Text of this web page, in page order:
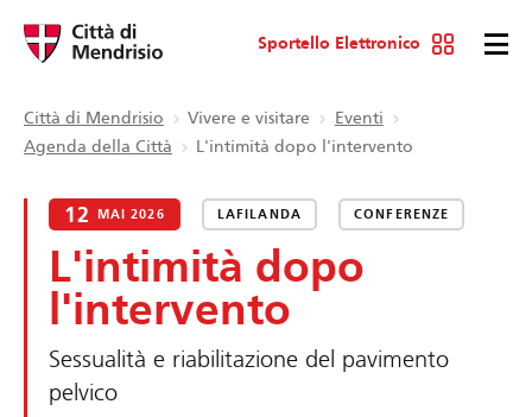
Sportello Elettronico
Città di Mendrisio Vivere e visitare
Eventi
Agenda della Città
L'intimità dopo l'intervento
12 MAI 2026 LAFILANDA CONFERENZE
L'intimità dopo
l'intervento
Sessualità e riabilitazione del pavimento
pelvico